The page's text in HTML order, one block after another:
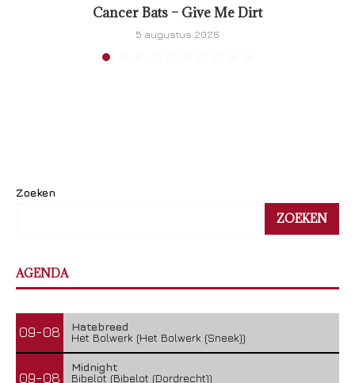
Cancer Bats – Give Me Dirt
5 augustus 2026
Zoeken
ZOEKEN
AGENDA
09-08
Hatebreed
Het Bolwerk (Het Bolwerk (Sneek))
09-08
Midnight
Bibelot (Bibelot (Dordrecht))